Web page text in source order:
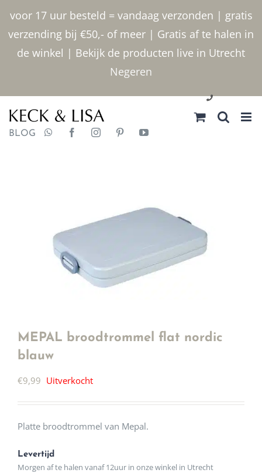
voor 17 uur besteld = vandaag verzonden | gratis
verzending bij €50,- of meer | Gratis af te halen in
de winkel | Bekijk de producten live in Utrecht
Negeren
inhoud
030 2400000
BLOG
MEPAL broodtrommel flat nordic
blauw
€9,99 Uitverkocht
Platte broodtrommel van Mepal.
Levertijd
Morgen af te halen vanaf 12uur in onze winkel in Utrecht